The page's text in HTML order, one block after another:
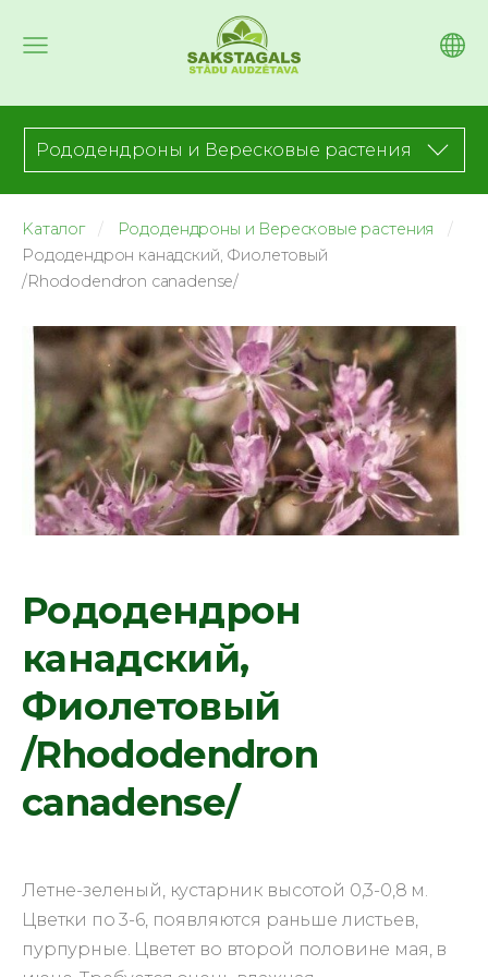
Рододендроны и Вересковые растения
Kаталог
Рододендроны и Вересковые растения
Рододендрон канадский, Фиолетовый
/Rhododendron canadense/
Рододендрон
канадский,
Фиолетовый
/Rhododendron
canadense/
Летне-зеленый, кустарник высотой 0,3-0,8 м.
Цветки по 3-6, появляются раньше листьев,
пурпурные. Цветет во второй половине мая, в